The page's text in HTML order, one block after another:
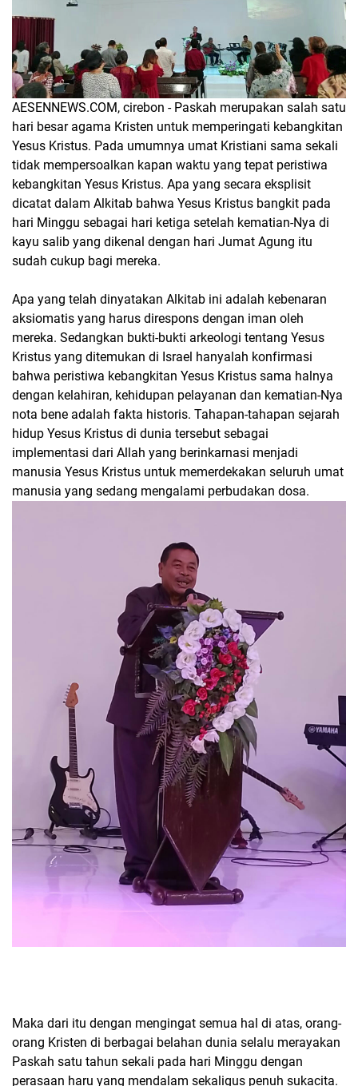
AESENNEWS.COM, cirebon - Paskah merupakan salah satu
hari besar agama Kristen untuk memperingati kebangkitan
Yesus Kristus. Pada umumnya umat Kristiani sama sekali
tidak mempersoalkan kapan waktu yang tepat peristiwa
kebangkitan Yesus Kristus. Apa yang secara eksplisit
dicatat dalam Alkitab bahwa Yesus Kristus bangkit pada
hari Minggu sebagai hari ketiga setelah kematian-Nya di
kayu salib yang dikenal dengan hari Jumat Agung itu
sudah cukup bagi mereka.
Apa yang telah dinyatakan Alkitab ini adalah kebenaran
aksiomatis yang harus direspons dengan iman oleh
mereka. Sedangkan bukti-bukti arkeologi tentang Yesus
Kristus yang ditemukan di Israel hanyalah konfirmasi
bahwa peristiwa kebangkitan Yesus Kristus sama halnya
dengan kelahiran, kehidupan pelayanan dan kematian-Nya
nota bene adalah fakta historis. Tahapan-tahapan sejarah
hidup Yesus Kristus di dunia tersebut sebagai
implementasi dari Allah yang berinkarnasi menjadi
manusia Yesus Kristus untuk memerdekakan seluruh umat
manusia yang sedang mengalami perbudakan dosa.
Maka dari itu dengan mengingat semua hal di atas, orang-
orang Kristen di berbagai belahan dunia selalu merayakan
Paskah satu tahun sekali pada hari Minggu dengan
perasaan haru yang mendalam sekaligus penuh sukacita.